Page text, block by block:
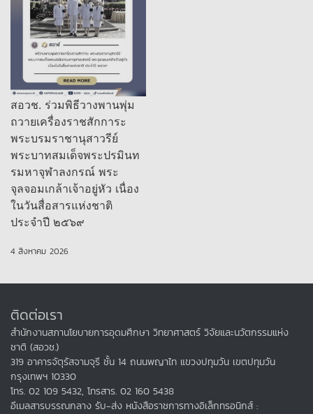
สอวช. ร่วมพิธีวางพานพุ่ม
ถวายเครื่องราชสักการะ
พระบรมราชานุสาวรีย์
พระบาทสมเด็จพระปรมินท
รมหาจุฬาลงกรณ์ พระ
จุลจอมเกล้าเจ้าอยู่หัว เนื่อง
ในวันสื่อสารแห่งชาติ
ประจำปี ๒๕๖๙
4 สิงหาคม 2026
ติดต่อเรา
สำนักงานสภานโยบายการอุดมศึกษา วิทยาศาสตร์ วิจัยและนวัตกรรมแห่ง
ชาติ (สอวช.)
319 อาคารจัตุรัสจามจุรี ชั้น 14 ถนนพญาไท แขวงปทุมวัน เขตปทุมวัน
กรุงเทพฯ 10330
โทร. 02 109 5432, โทรสาร. 02 160 5438
อีเมลสารบรรณกลาง รับ-ส่ง หนังสือราชการทางอิเล็กทรอนิกส์ :